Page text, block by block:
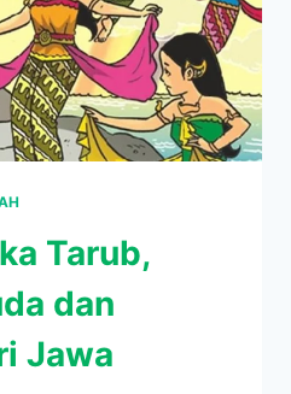
Tarub,
dan
Jawa